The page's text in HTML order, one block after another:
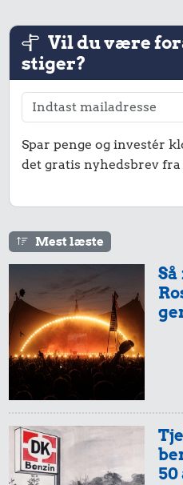
Vil du være
stiger?
Spar penge og investér
det gratis nyhedsbrev
Mest læste
50